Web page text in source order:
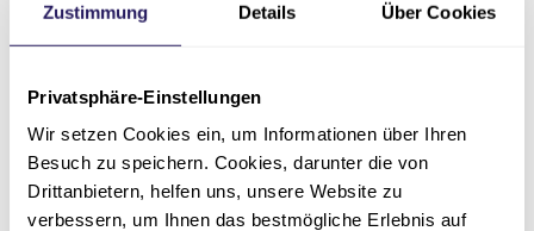
Zustimmung Details Über Cookies
Privatsphäre-Einstellungen
Wir setzen Cookies ein, um Informationen über Ihren
Besuch zu speichern. Cookies, darunter die von
Drittanbietern, helfen uns, unsere Website zu
verbessern, um Ihnen das bestmögliche Erlebnis auf
Plätze für den Freiwilligendienst gibt es im:
Wichernkrankenhaus
Evangelischen Geriatriezentrumin
Berlin-Wedding